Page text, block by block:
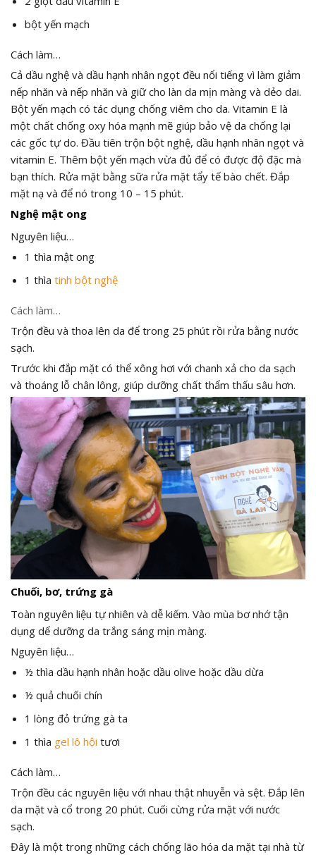
bột yến mạch
Cách làm…
Cả dầu nghệ và dầu hạnh nhân ngọt đều nổi tiếng vì làm giảm
nếp nhăn và nếp nhăn và giữ cho làn da mịn màng và dẻo dai.
Bột yến mạch có tác dụng chống viêm cho da. Vitamin E là
một chất chống oxy hóa mạnh mẽ giúp bảo vệ da chống lại
các gốc tự do. Đầu tiên trộn bột nghệ, dầu hạnh nhân ngọt và
vitamin E. Thêm bột yến mạch vừa đủ để có được độ đặc mà
bạn thích. Rửa mặt bằng sữa rửa mặt tẩy tế bào chết. Đắp
mặt nạ và để nó trong 10 – 15 phút.
Nghệ mật ong
Nguyên liệu…
1 thìa mật ong
1 thìa tinh bột nghệ
Cách làm…
Trộn đều và thoa lên da để trong 25 phút rồi rửa bằng nước
sạch.
Trước khi đắp mặt có thể xông hơi với chanh xả cho da sạch
và thoáng lỗ chân lông, giúp dưỡng chất thẩm thấu sâu hơn.
Chuối, bơ, trứng gà
Toàn nguyên liệu tự nhiên và dễ kiếm. Vào mùa bơ nhớ tận
dụng dể dưỡng da trắng sáng mịn màng.
Nguyên liệu…
½ thìa dầu hạnh nhân hoặc dầu olive hoặc dầu dừa
½ quả chuối chín
1 lòng đỏ trứng gà ta
1 thìa gel lô hội tươi
Cách làm…
Trộn đều các nguyên liệu với nhau thật nhuyễn và sệt. Đắp lên
da mặt và cổ trong 20 phút. Cuối cừng rửa mặt với nước
sạch.
Đây là một trong những cách chống lão hóa da mặt tại nhà từ